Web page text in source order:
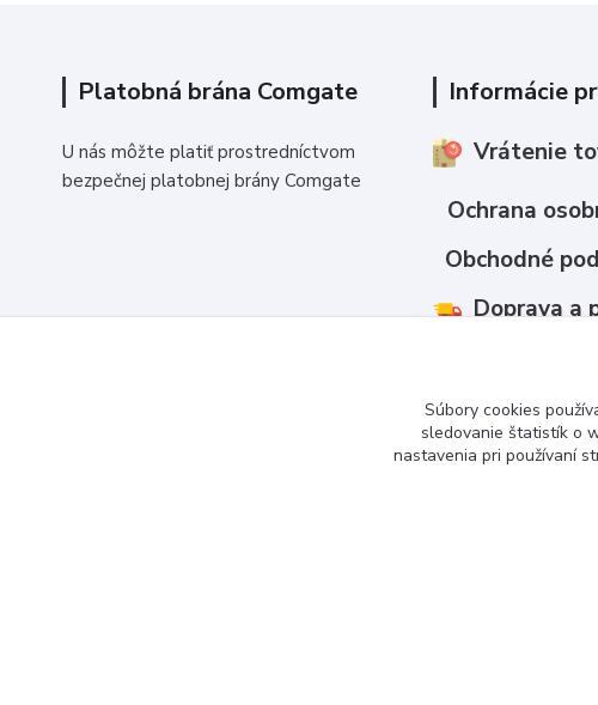
Platobná brána Comgate
U nás môžte platiť prostredníctvom
bezpečnej platobnej brány Comgate
Informácie
Vrátenie
Ochrana
Obchodné
Doprava a
Ako
Kontakt
Súbory cookies
sledovanie štatistík o
nastavenia pri používaní